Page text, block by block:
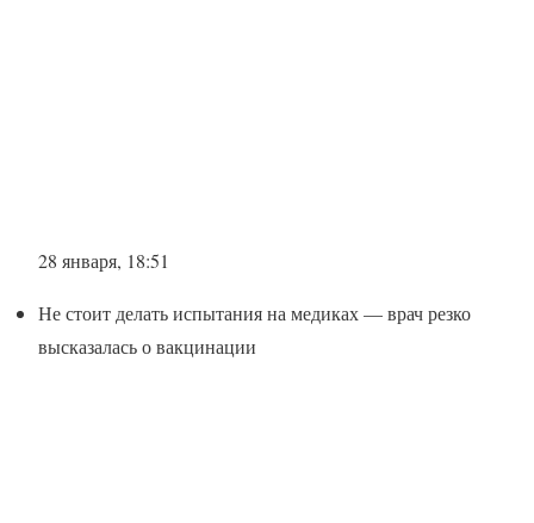
28 января, 18:51
Не стоит делать испытания на медиках — врач резко
высказалась о вакцинации